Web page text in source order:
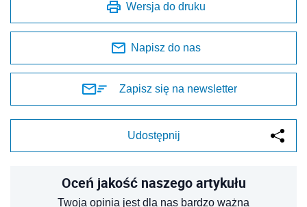
Wersja do druku
Napisz do nas
Zapisz się na newsletter
Udostępnij
Oceń jakość naszego artykułu
Twoja opinia jest dla nas bardzo ważna